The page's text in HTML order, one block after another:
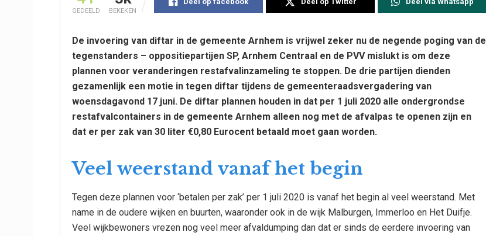
GEDEELD BEKEKEN
De invoering van diftar in de gemeente Arnhem is vrijwel zeker nu de negende poging van de
tegenstanders – oppositiepartijen SP, Arnhem Centraal en de PVV mislukt is om deze
plannen voor veranderingen restafvalinzameling te stoppen. De drie partijen dienden
gezamenlijk een motie in tegen diftar tijdens de gemeenteraadsvergadering van
woensdagavond 17 juni. De diftar plannen houden in dat per 1 juli 2020 alle ondergrondse
restafvalcontainers in de gemeente Arnhem alleen nog met de afvalpas te openen zijn en
dat er per zak van 30 liter €0,80 Eurocent betaald moet gaan worden.
Veel weerstand vanaf het begin
Tegen deze plannen voor ‘betalen per zak’ per 1 juli 2020 is vanaf het begin al veel weerstand. Met
name in de oudere wijken en buurten, waaronder ook in de wijk Malburgen, Immerloo en Het Duifje.
Veel wijkbewoners vrezen nog veel meer afvaldumping dan dat er sinds de eerdere invoering van